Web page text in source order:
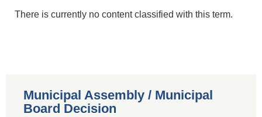
There is currently no content classified with this term.
Municipal Assembly / Municipal
Board Decision